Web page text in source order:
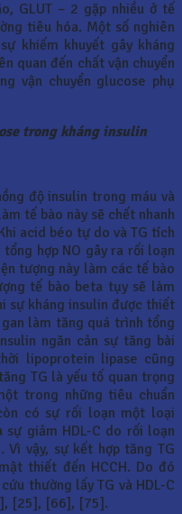
GLUT – 2 gặp nhiều ở tế
tiêu hóa. Một số nghiên
khiếm khuyết gây kháng
quan đến chất vận chuyển
vận chuyển glucose phụ
trong kháng insulin
độ insulin trong máu và
tế bào này sẽ chết nhanh
acid béo tự do và TG tích
hợp NO gây ra rối loạn
tượng này làm các tế bào
tế bào beta tụy sẽ làm
sự kháng insulin được thiết
làm tăng quá trình tổng
ngăn cản sự tăng bài
lipoprotein lipase cũng
TG là yếu tố quan trọng
trong những tiêu chuẩn
có sự rối loạn một loại
giảm HDL-C do rối loạn
vậy, sự kết hợp tăng TG
thiết đến HCCH. Do đó
thường lấy TG và HDL-C
[25], [66], [75].